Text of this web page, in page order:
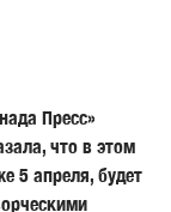
Пресс»
что в этом
5 апреля, будет